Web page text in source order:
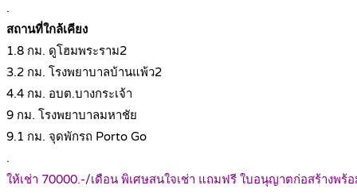
.
สถานที่ใกล้เคียง
1.8 กม. ดูโฮมพระราม2
3.2 กม. โรงพยาบาลบ้านแพ้ว2
4.4 กม. อบต.บางกระเจ้า
9 กม. โรงพยาบาลมหาชัย
9.1 กม. จุดพักรถ Porto Go
.
ให้เช่า 70000.-/เดือน พิเศษสนใจเช่า แถมฟรี ใบอนุญาตก่อสร้างพร้